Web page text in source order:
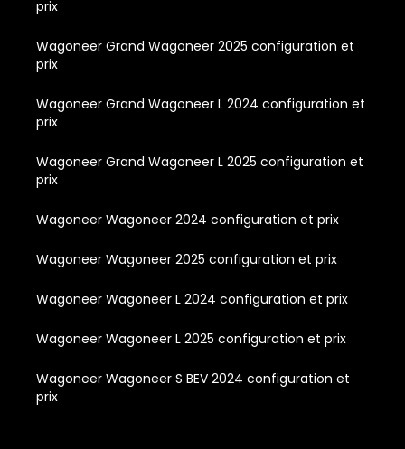
prix
Wagoneer Grand Wagoneer 2025 configuration et
prix
Wagoneer Grand Wagoneer L 2024 configuration et
prix
Wagoneer Grand Wagoneer L 2025 configuration et
prix
Wagoneer Wagoneer 2024 configuration et prix
Wagoneer Wagoneer 2025 configuration et prix
Wagoneer Wagoneer L 2024 configuration et prix
Wagoneer Wagoneer L 2025 configuration et prix
Wagoneer Wagoneer S BEV 2024 configuration et
prix